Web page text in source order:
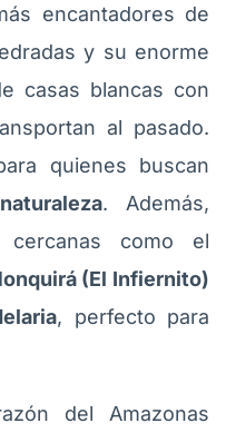
encantadores de
y su enorme
casas blancas con
al pasado.
quienes buscan
. Además,
cercanas como el
(El Infiernito)
, perfecto para
del Amazonas